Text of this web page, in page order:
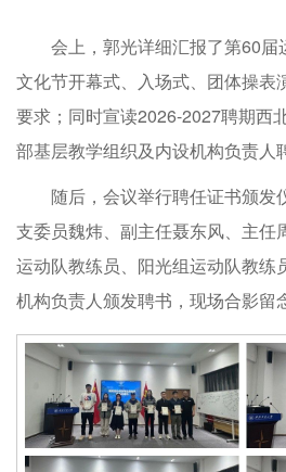
会上，郭光详细汇报了第60
文化节开幕式、入场式、团体操表
要求；同时宣读2026-2027聘期西
部基层教学组织及内设机构负责人
随后，会议举行聘任证书颁发
支委员魏炜、副主任聂东风、主任
运动队教练员、阳光组运动队教练
机构负责人颁发聘书，现场合影留